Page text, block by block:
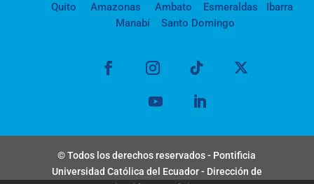
Quito Amazonas Ambato Esmeraldas
Ibarra
Manabí
Santo Domingo
© Todos los derechos reservados - Pontificia
Universidad Católica del Ecuador - Dirección de